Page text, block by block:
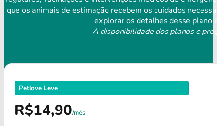
que os animais de estimação recebem os cuidados
explorar os detalhes desse plano
A disponibilidade dos planos e
Petlove Leve
R$14,90/mês